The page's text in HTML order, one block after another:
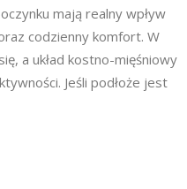
mają realny wpływ
codzienny komfort. W
a układ kostno-mięśniowy
Jeśli podłoże jest